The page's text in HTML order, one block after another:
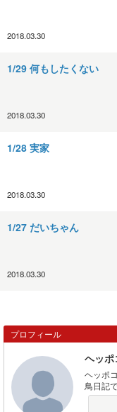
2018.03.30
1/29 何もしたくない
2018.03.30
1/28 実家
2018.03.30
1/27 だいちゃん
2018.03.30
プロフィール
ヘッ
ヘッポ
鳥日記